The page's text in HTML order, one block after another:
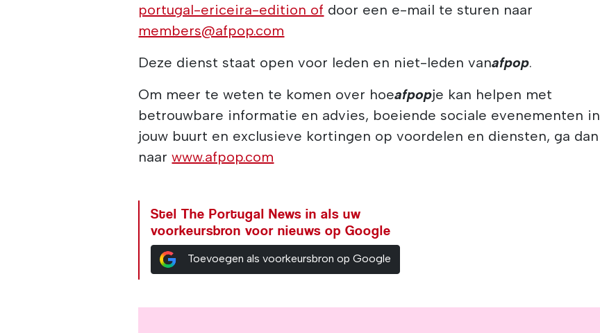
portugal-ericeira-edition of door een e-mail te sturen naar
members@afpop.com
Deze dienst staat open voor leden en niet-leden vanafpop.
Om meer te weten te komen over hoeafpopje kan helpen met
betrouwbare informatie en advies, boeiende sociale evenementen in
jouw buurt en exclusieve kortingen op voordelen en diensten, ga dan
naarwww.afpop.com
Stel The Portugal News in als uw
voorkeursbron voor nieuws op Google
Toevoegen als voorkeursbron op Google